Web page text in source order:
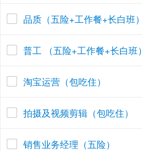
品质（五险+工作餐+长白班）
普工 （五险+工作餐+长白班）
淘宝运营（包吃住）
拍摄及视频剪辑（包吃住）
销售业务经理（五险）